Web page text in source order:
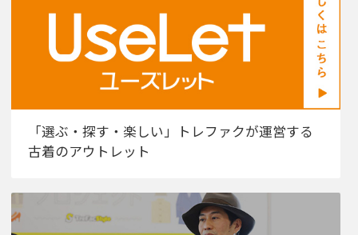
「選ぶ・探す・楽しい」トレファクが運営する
古着のアウトレット